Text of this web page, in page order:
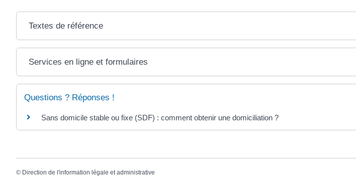
Textes de référence
Services en ligne et formulaires
Questions ? Réponses !
Sans domicile stable ou fixe (SDF) : comment obtenir une domiciliation ?
© Direction de l'information légale et administrative